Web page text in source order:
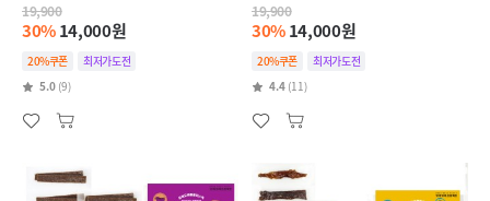
19,900
30%14,000원
20%쿠폰
최저가도전
5.0 (9)
19,900
30%14,000원
20%쿠폰
최저가도전
4.4 (11)